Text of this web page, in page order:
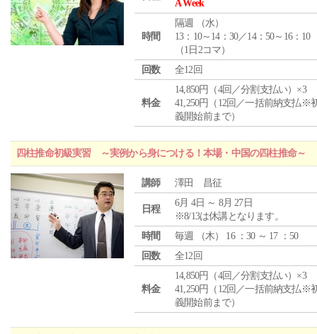
A Week
時間
隔週 （水）
13：10～14：30／14：50～16：10
（1日2コマ）
回数
全12回
料金
14,850円（4回／分割支払い）×3
41,250円（12回／一括前納支払※
義開始前まで）
四柱推命初級実習 ～実例から身につける！本場・中国の四柱推命～
講師 澤田 昌征
日程
6月 4日 ～ 8月 27日
※8/13は休講となります。
時間
毎週 （木） 16 ：30 ～ 17 ：50
回数
全12回
料金
14,850円（4回／分割支払い）×3
41,250円（12回／一括前納支払※
義開始前まで）